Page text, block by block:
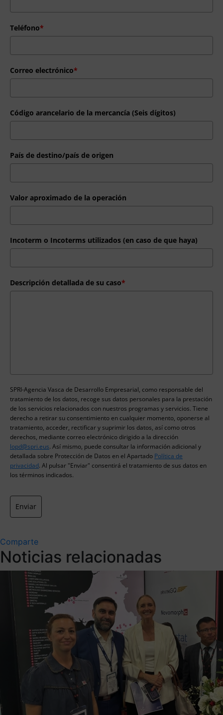
Teléfono*
Correo electrónico*
Código arancelario de la mercancía (Seis dígitos)
País de destino/país de origen
Valor aproximado de la operación
Incoterm o Incoterms utilizados (en caso de que haya)
Descripción detallada de su caso*
SPRI-Agencia Vasca de Desarrollo Empresarial, como responsable del
tratamiento de los datos, recoge sus datos personales para la prestación
de los servicios relacionados con nuestros programas y servicios. Tiene
derecho a retirar su consentimiento en cualquier momento, oponerse al
tratamiento, acceder, rectificar y suprimir los datos, así como otros
derechos, mediante correo electrónico dirigido a la dirección
lopd@spri.eus. Así mismo, puede consultar la información adicional y
detallada sobre Protección de Datos en el Apartado Política de
privacidad. Al pulsar "Enviar" consentirá el tratamiento de sus datos en
los términos indicados.
Enviar
Comparte
Noticias relacionadas